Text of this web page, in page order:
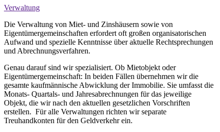
Verwaltung
Die Verwaltung von Miet- und Zinshäusern sowie von
Eigentümergemeinschaften erfordert oft großen organisatorischen
Aufwand und spezielle Kenntnisse über aktuelle Rechtsprechungen
und Abrechnungsverfahren.
Genau darauf sind wir spezialisiert. Ob Mietobjekt oder
Eigentümergemeinschaft: In beiden Fällen übernehmen wir die
gesamte kaufmännische Abwicklung der Immobilie. Sie umfasst die
Monats- Quartals- und Jahresabrechnungen für das jeweilige
Objekt, die wir nach den aktuellen gesetzlichen Vorschriften
erstellen. Für alle Verwaltungen richten wir separate
Treuhandkonten für den Geldverkehr ein.